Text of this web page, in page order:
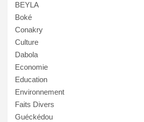
BEYLA
Boké
Conakry
Culture
Dabola
Economie
Education
Environnement
Faits Divers
Guéckédou